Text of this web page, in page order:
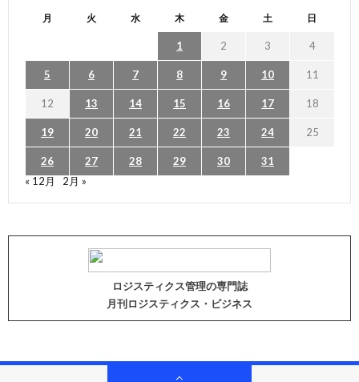
月 火 水 木 金 土 日
1 2 3 4
5 6 7 8 9 10 11
12 13 14 15 16 17 18
19 20 21 22 23 24 25
26 27 28 29 30
31
« 12月
2月 »
ロジスティクス管理の専門誌
月刊ロジスティクス・ビジネス